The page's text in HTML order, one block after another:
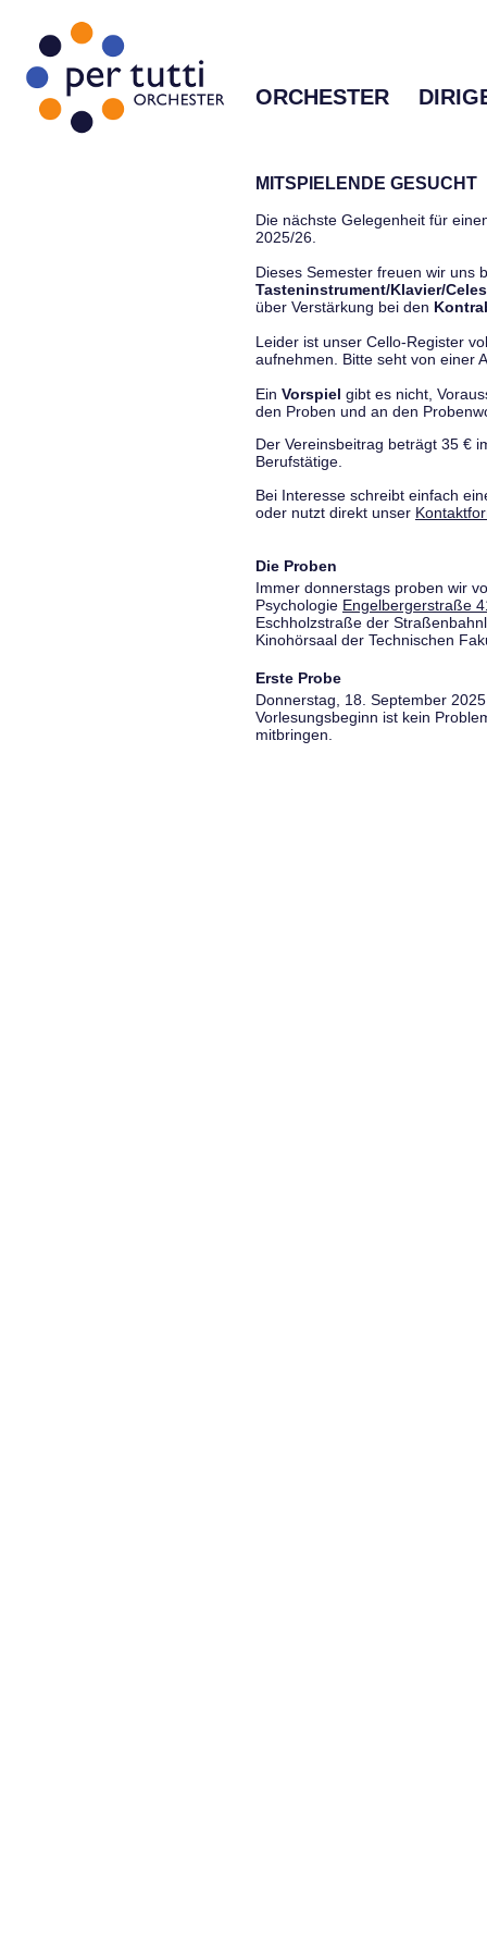
ORCHESTER
MITSPIELENDE GESUCHT
Die nächste Gelegenheit für
2025/26.
Dieses Semester freuen wir uns
Tasteninstrument/Klavier/
über Verstärkung bei den
Leider ist unser Cello-Register
aufnehmen. Bitte seht von einer
Ein Vorspiel gibt es nicht,
den Proben und an den
Der Vereinsbeitrag beträgt 35 €
Berufstätige.
Bei Interesse schreibt einfach
oder nutzt direkt unser
Die Proben
Immer donnerstags proben wir
Psychologie Engelbergerstraße
Eschholzstraße der
Kinohörsaal der Technischen
Erste Probe
Donnerstag, 18. September
Vorlesungsbeginn ist kein
mitbringen.